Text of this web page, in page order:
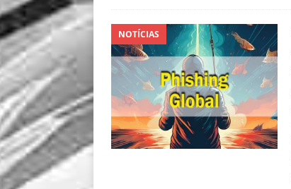
NOTÍCIAS